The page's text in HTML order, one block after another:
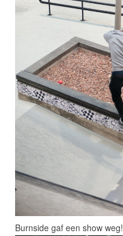
Burnside gaf een show weg!